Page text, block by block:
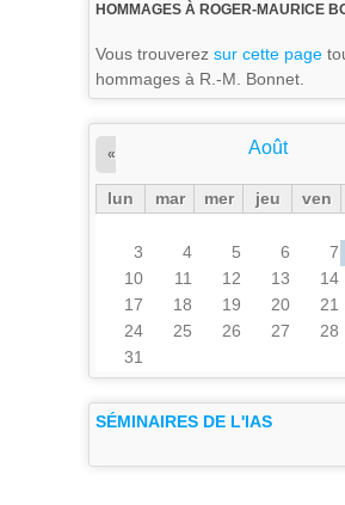
HOMMAGES À ROGER-MAURICE
Vous trouverez sur cette page
hommages à R.-M. Bonnet.
Août
«
lun mar mer jeu ven
3
4 5 6 7
10
11 12 13 14
17
18 19 20 21
24
25 26 27 28
31
SÉMINAIRES DE L'IAS